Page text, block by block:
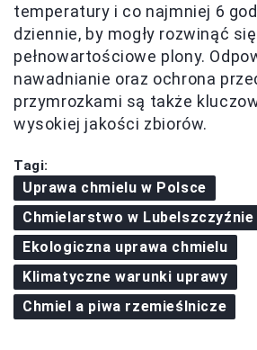
temperatury i co najmniej 6
dziennie, by mogły rozwinąć się
pełnowartościowe plony.
nawadnianie oraz ochrona
przymrozkami są także
wysokiej jakości zbiorów.
Tagi:
Uprawa chmielu w Polsce
Chmielarstwo w Lubelszczyźnie
Ekologiczna uprawa chmielu
Klimatyczne warunki uprawy
Chmiel a piwa rzemieślnicze